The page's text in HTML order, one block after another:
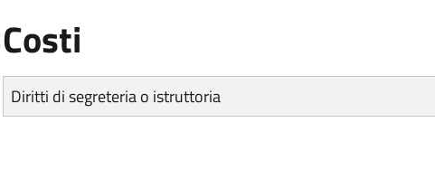
Costi
Diritti di segreteria o istruttoria